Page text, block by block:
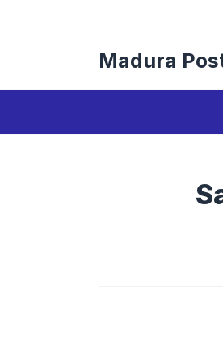
Madura